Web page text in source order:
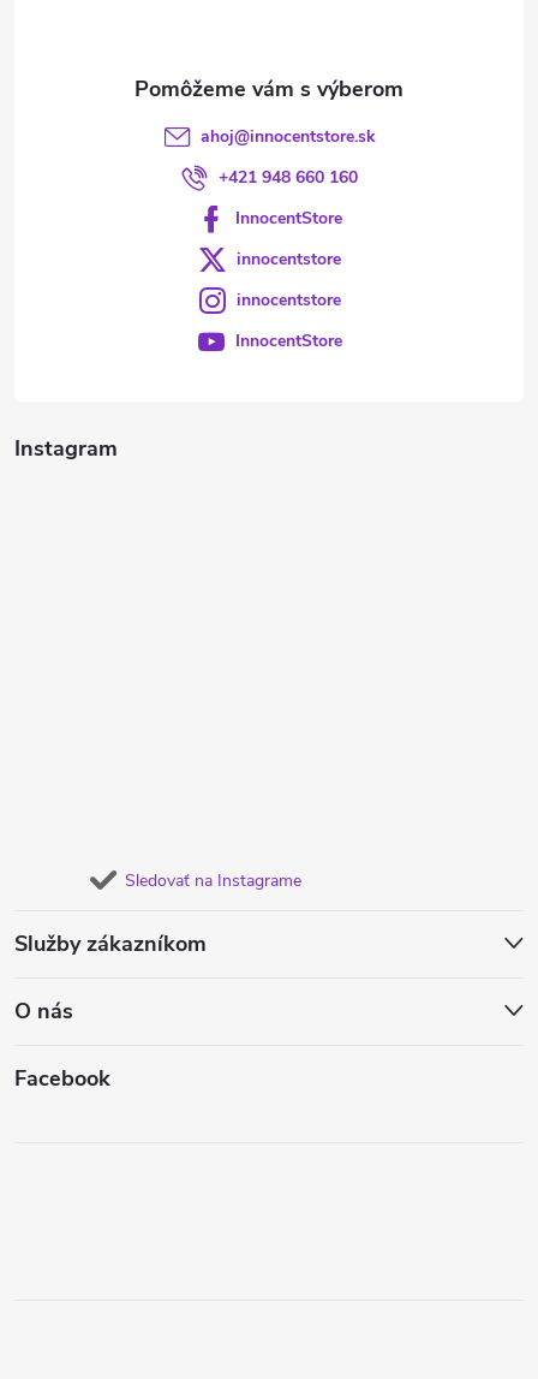
Instagram
Sledovať na Instagrame
Služby zákazníkom
O nás
Facebook
ahoj@innocentstore.sk
+421 948 660 160
InnocentStore
innocentstore
innocentstore
InnocentStore